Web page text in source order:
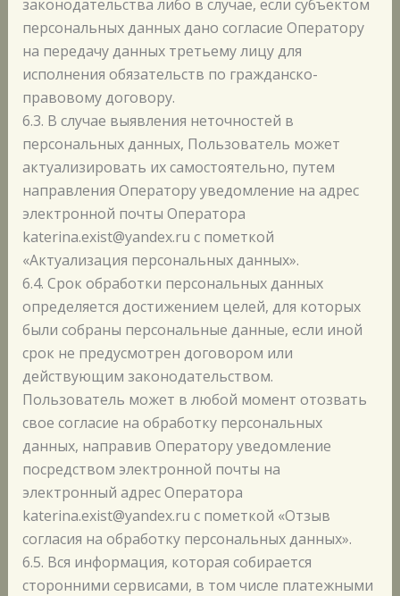
законодательства либо в случае, если субъектом
персональных данных дано согласие Оператору
на передачу данных третьему лицу для
исполнения обязательств по гражданско-
правовому договору.
6.3. В случае выявления неточностей в
персональных данных, Пользователь может
актуализировать их самостоятельно, путем
направления Оператору уведомление на адрес
электронной почты Оператора
katerina.exist@yandex.ru с пометкой
«Актуализация персональных данных».
6.4. Срок обработки персональных данных
определяется достижением целей, для которых
были собраны персональные данные, если иной
срок не предусмотрен договором или
действующим законодательством.
Пользователь может в любой момент отозвать
свое согласие на обработку персональных
данных, направив Оператору уведомление
посредством электронной почты на
электронный адрес Оператора
katerina.exist@yandex.ru с пометкой «Отзыв
согласия на обработку персональных данных».
6.5. Вся информация, которая собирается
сторонними сервисами, в том числе платежными